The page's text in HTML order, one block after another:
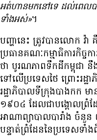
អត់​ហាន​មក​នៅ​ទេ ដល់​ពេល​
ទាំង​អស់»។
បញ្ហា​នេះ ត្រូវ​បាន​លោក វ៉ា
ប្រធាន​គណៈកម្មាធិការ​កិច្ច
ថា បូរណភាព​ទឹក​ដី​កម្ពុជា
ទៅ​លើ​ប្រទេស​ថៃ ព្រោះ​រដ្ឋ
រដ្ឋាភិបាល​ទីក្រុង​បាងកក ម
១៩០៤ ដែល​ជា​បង្គោល​ព្រំ
អាណាព្យាបាល​បារាំង ចំនួ
បន្ទាត់​ព្រំដែន​នៃ​ប្រទេស​ទាំង​